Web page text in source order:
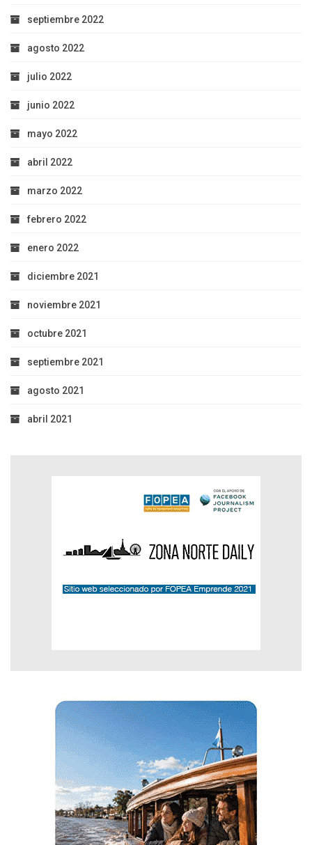
septiembre 2022
agosto 2022
julio 2022
junio 2022
mayo 2022
abril 2022
marzo 2022
febrero 2022
enero 2022
diciembre 2021
noviembre 2021
octubre 2021
septiembre 2021
agosto 2021
abril 2021